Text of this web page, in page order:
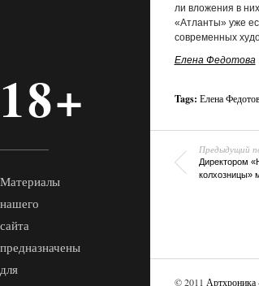
ли вложения в
«Атланты» уже
современных
Елена Федотова
Tags: Елена
Предыдущий
Директором
колхозницы»
© 2011
18+
Материалы
нашего
сайта
предназначены
для